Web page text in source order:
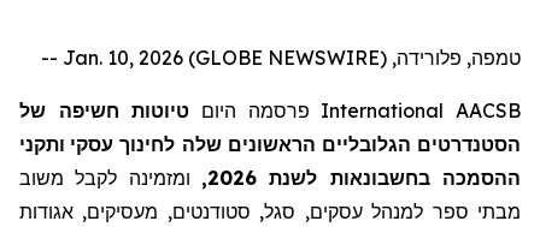
טמפה, פלורידה, Jan. 10, 2026 (GLOBE NEWSWIRE) --
AACSB
International פרסמה היום טיוטות חשיפה של
הסטנדרטים הגלובליים הראשונים שלה לחינוך עסקי ותקני
ההסמכהבחשבונאות לשנת 2026, ומזמינה לקבלמשוב
מבתי ספר למנהל עסקים, סגל, סטודנטים, מעסיקים, אגודות